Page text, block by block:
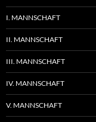
I. MANNSCHAFT
II. MANNSCHAFT
III. MANNSCHAFT
IV. MANNSCHAFT
V. MANNSCHAFT